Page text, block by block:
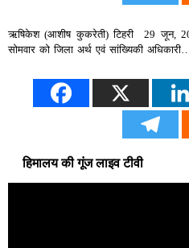
ऋषिकेश (आशीष कुकरेती) टिहरी 29 जून,
सोमवार को जिला अर्थ एवं सांख्यिकी
हिमालय की गूंज लाइव टीवी